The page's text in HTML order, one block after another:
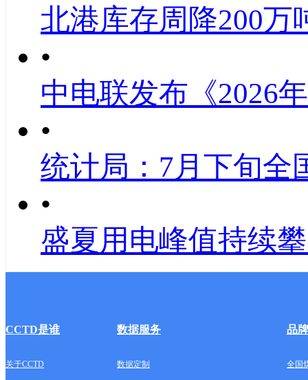
北港库存周降200万
•
中电联发布《2026
•
统计局：7月下旬全
•
盛夏用电峰值持续
CCTD是谁 数据服务 品
关于CCTD 数据定制 全国